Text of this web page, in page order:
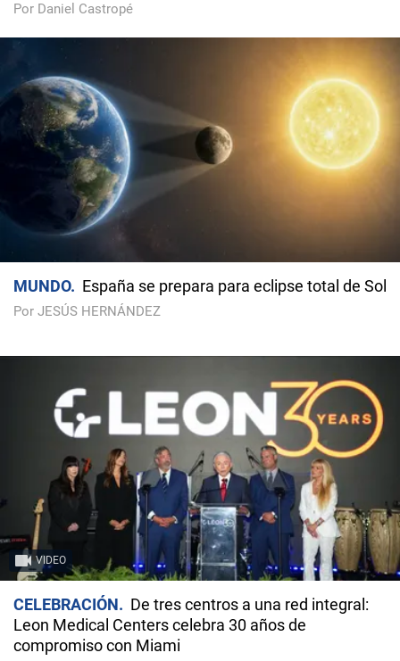
Por Daniel Castropé
MUNDO España se prepara para eclipse total de Sol
Por JESÚS HERNÁNDEZ
VIDEO
CELEBRACIÓN
De tres centros a una red integral:
Leon Medical Centers celebra 30 años de
compromiso con Miami